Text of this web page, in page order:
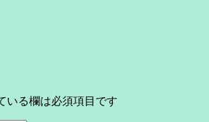
いる欄は必須項目です